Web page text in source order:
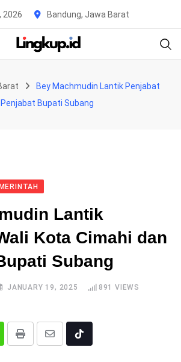
2026 Bandung, Jawa Barat
Bey Machmudin Lantik Penjabat
Bupati Subang
Lantik
Kota Cimahi dan
Subang
JANUARY 19, 2025 891
VIEWS
Print
Share
Tiktok